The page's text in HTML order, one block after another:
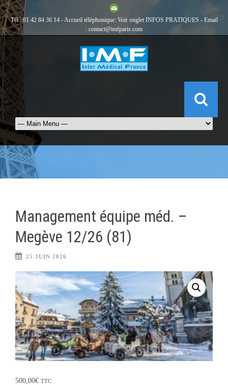
Tél : 01 42 84 36 14 - Accueil téléphonique: Voir onglet INFOS PRATIQUES - Email
: contact@imfparis.com
Management équipe méd. –
Megève 12/26 (81)
25 JUIN 2026
500,00€ TTC